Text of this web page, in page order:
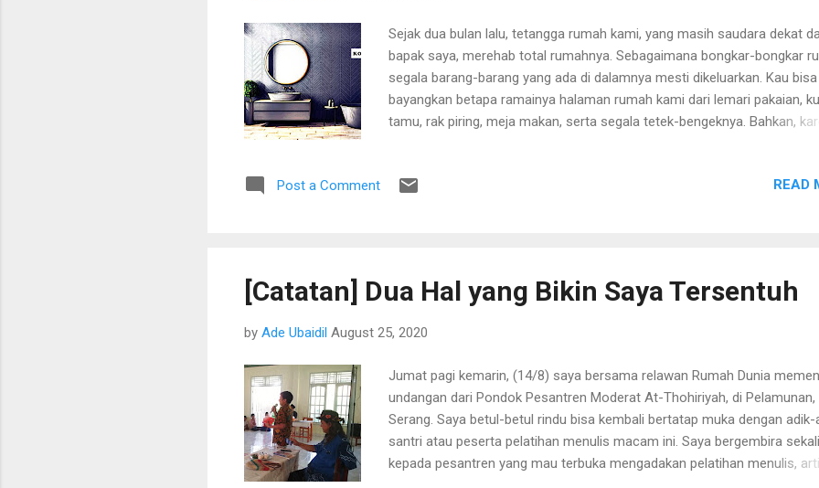
Sejak dua bulan lalu, tetangga rumah kami, yang masih saudara dekat
bapak saya, merehab total rumahnya. Sebagaimana bongkar-bongkar
segala barang-barang yang ada di dalamnya mesti dikeluarkan. Kau bisa
bayangkan betapa ramainya halaman rumah kami dari lemari pakaian,
tamu, rak piring, meja makan, serta segala tetek-bengeknya. Bahkan,
saat ini sedang berantakan, dan itu tak elok dipandang, belum lagi debu
di luar semisal kafe terdekat. Seminggu kemarin, renovasi rumah saudara
Post a Comment READ
[Catatan] Dua Hal yang Bikin Saya Tersentuh
by Ade Ubaidil August 25, 2020
Jumat pagi kemarin, (14/8) saya bersama relawan Rumah Dunia
undangan dari Pondok Pesantren Moderat At-Thohiriyah, di Pelamunan,
Serang. Saya betul-betul rindu bisa kembali bertatap muka dengan adik-
santri atau peserta pelatihan menulis macam ini. Saya bergembira sekali
kepada pesantren yang mau terbuka mengadakan pelatihan menulis,